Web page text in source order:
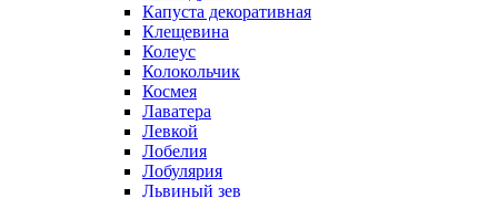
Капуста декоративная
Клещевина
Колеус
Колокольчик
Космея
Лаватера
Левкой
Лобелия
Лобулярия
Львиный зев